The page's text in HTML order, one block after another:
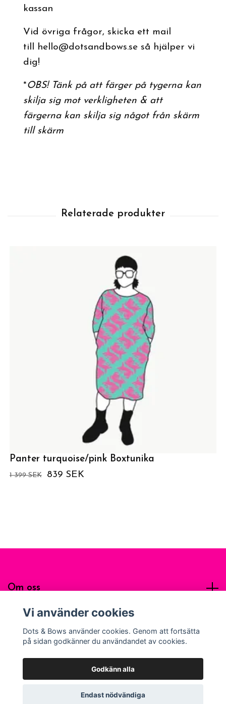
kassan
Vid övriga frågor, skicka ett mail
till
hello@dotsandbows.se så hjälper vi
dig!
*OBS! Tänk på att färger på tygerna kan
skilja sig mot verkligheten & att
färgerna kan skilja sig något från skärm
till skärm
Panter turquoise/pink Boxtunika
1 399 SEK 839 SEK
Om oss
Sociala medier
© 2026 Dots & Bows Apparel
Vi använder cookies
Dots & Bows använder cookies. Genom att fortsätta
på sidan godkänner du användandet av cookies.
Godkänn alla
Endast nödvändiga